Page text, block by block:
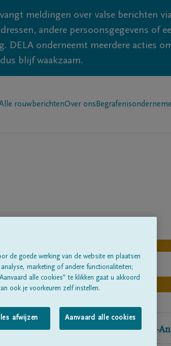
meldingen over valse berichten
andere persoonsgegevens of
DELA onderneemt meerdere acties
blijf waakzaam.
rouwberichtenOver ons
WILDE Marie-
de goede werking van de website en plaatsen
marketing of andere functionaliteiten;
alle cookies” te klikken gaat u akkoord
ook je voorkeuren zelf instellen.
afwijzen Aanvaard alle cookies